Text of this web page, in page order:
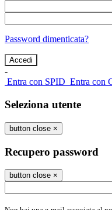
Password dimenticata?
-
Entra con SPID Entra con
Seleziona utente
button close ×
Recupero password
button close ×